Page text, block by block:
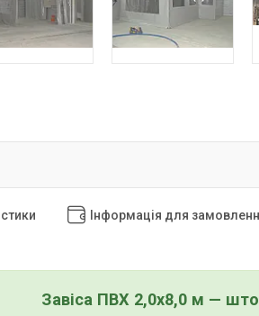
Інформація для
Завіса ПВХ 2,0х8,0 м —